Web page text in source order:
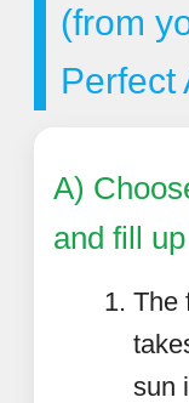
(from
Perfect
A)
and fill
The
sun